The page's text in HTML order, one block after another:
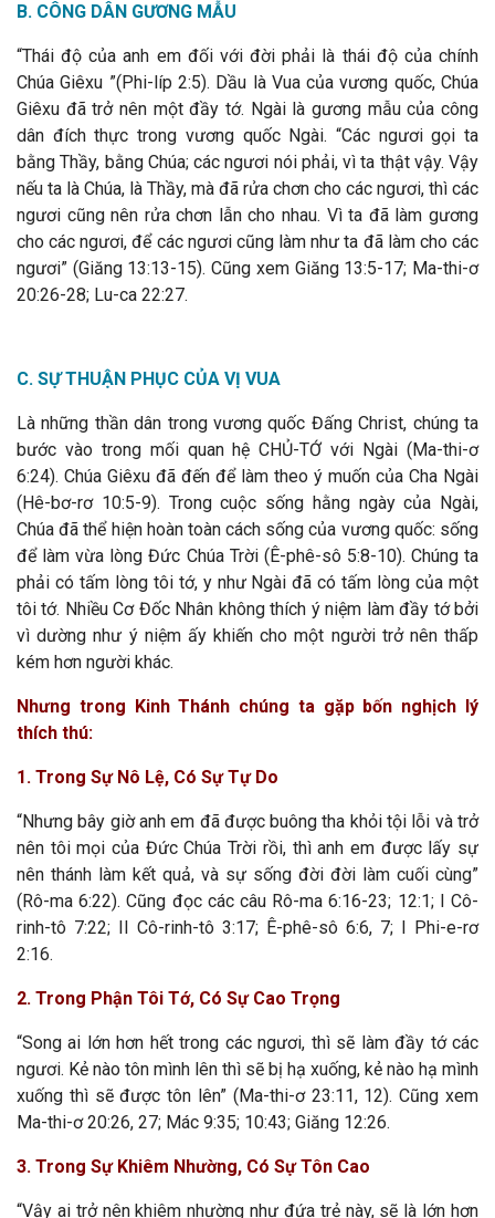
B. CÔNG DÂN GƯƠNG MẪU
“Thái độ của anh em đối với đời phải là thái độ của chính
Chúa Giêxu ”(Phi-líp 2:5). Dầu là Vua của vương quốc, Chúa
Giêxu đã trở nên một đầy tớ. Ngài là gương mẫu của công
dân đích thực trong vương quốc Ngài. “Các ngươi gọi ta
bằng Thầy, bằng Chúa; các ngươi nói phải, vì ta thật vậy. Vậy
nếu ta là Chúa, là Thầy, mà đã rửa chơn cho các ngươi, thì các
ngươi cũng nên rửa chơn lẫn cho nhau. Vì ta đã làm gương
cho các ngươi, để các ngươi cũng làm như ta đã làm cho các
ngươi” (Giăng 13:13-15). Cũng xem Giăng 13:5-17; Ma-thi-ơ
20:26-28; Lu-ca 22:27.
C. SỰ THUẬN PHỤC CỦA VỊ VUA
Là những thần dân trong vương quốc Đấng Christ, chúng ta
bước vào trong mối quan hệ CHỦ-TỚ với Ngài (Ma-thi-ơ
6:24). Chúa Giêxu đã đến để làm theo ý muốn của Cha Ngài
(Hê-bơ-rơ 10:5-9). Trong cuộc sống hằng ngày của Ngài,
Chúa đã thể hiện hoàn toàn cách sống của vương quốc: sống
để làm vừa lòng Đức Chúa Trời (Ê-phê-sô 5:8-10). Chúng ta
phải có tấm lòng tôi tớ, y như Ngài đã có tấm lòng của một
tôi tớ. Nhiều Cơ Đốc Nhân không thích ý niệm làm đầy tớ bởi
vì dường như ý niệm ấy khiến cho một người trở nên thấp
kém hơn người khác.
Nhưng trong Kinh Thánh chúng ta gặp bốn nghịch lý
thích thú:
1. Trong Sự Nô Lệ, Có Sự Tự Do
“Nhưng bây giờ anh em đã được buông tha khỏi tội lỗi và trở
nên tôi mọi của Đức Chúa Trời rồi, thì anh em được lấy sự
nên thánh làm kết quả, và sự sống đời đời làm cuối cùng”
(Rô-ma 6:22). Cũng đọc các câu Rô-ma 6:16-23; 12:1; I Cô-
rinh-tô 7:22; II Cô-rinh-tô 3:17; Ê-phê-sô 6:6, 7; I Phi-e-rơ
2:16.
2. Trong Phận Tôi Tớ, Có Sự Cao Trọng
“Song ai lớn hơn hết trong các ngươi, thì sẽ làm đầy tớ các
ngươi. Kẻ nào tôn mình lên thì sẽ bị hạ xuống, kẻ nào hạ mình
xuống thì sẽ được tôn lên” (Ma-thi-ơ 23:11, 12). Cũng xem
Ma-thi-ơ 20:26, 27; Mác 9:35; 10:43; Giăng 12:26.
3. Trong Sự Khiêm Nhường, Có Sự Tôn Cao
“Vậy ai trở nên khiêm nhường như đứa trẻ này, sẽ là lớn hơn